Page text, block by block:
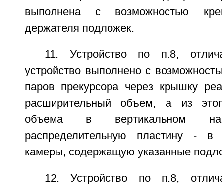
выполнена с возможностью
держателя подложек.
11. Устройство по п.8,
устройство выполнено с
паров прекурсора через крышку
расширительный объем, а из
объема в вертикальном
распределительную пластину - в
камеры, содержащую указанные
12. Устройство по п.8,